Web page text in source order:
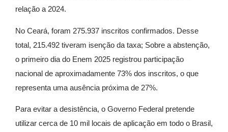
relação a 2024.
No Ceará, foram 275.937 inscritos confirmados. Desse
total, 215.492 tiveram isenção da taxa; Sobre a abstenção,
o primeiro dia do Enem 2025 registrou participação
nacional de aproximadamente 73% dos inscritos, o que
representa uma ausência próxima de 27%.
Para evitar a desistência, o Governo Federal pretende
utilizar cerca de 10 mil locais de aplicação em todo o Brasil,